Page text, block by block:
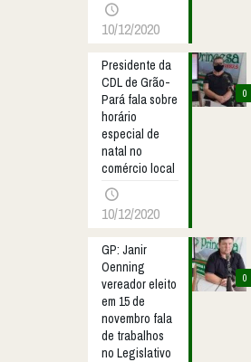
10/12/2020
0
Presidente da
CDL de Grão-
Pará fala sobre
horário
especial de
natal no
comércio local
10/12/2020
0
GP: Janir
Oenning
vereador eleito
em 15 de
novembro fala
de trabalhos
no Legislativo